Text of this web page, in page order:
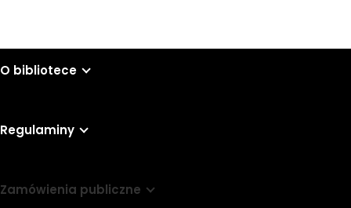
O bibliotece
Regulaminy
Zamówienia publiczne